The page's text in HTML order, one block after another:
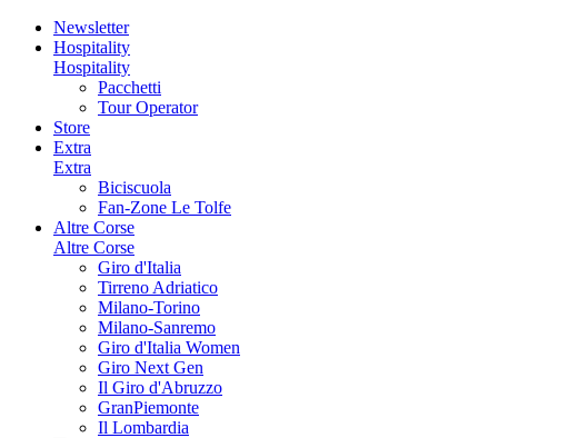
Newsletter
Hospitality
Hospitality
Pacchetti
Tour Operator
Store
Extra
Extra
Biciscuola
Fan-Zone Le Tolfe
Altre Corse
Altre Corse
Giro d'Italia
Tirreno Adriatico
Milano-Torino
Milano-Sanremo
Giro d'Italia Women
Giro Next Gen
Il Giro d'Abruzzo
GranPiemonte
Il Lombardia